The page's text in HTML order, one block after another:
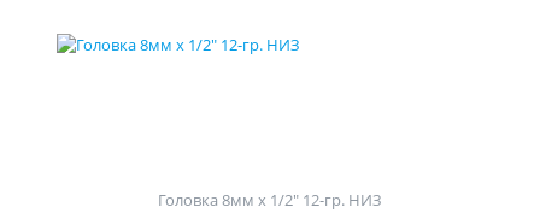
Головка 8мм х 1/2" 12-гр. НИЗ